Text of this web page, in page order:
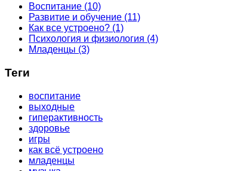
Воспитание (10)
Развитие и обучение (11)
Как все устроено? (1)
Психология и физиология (4)
Младенцы (3)
Теги
воспитание
выходные
гиперактивность
здоровье
игры
как всё устроено
младенцы